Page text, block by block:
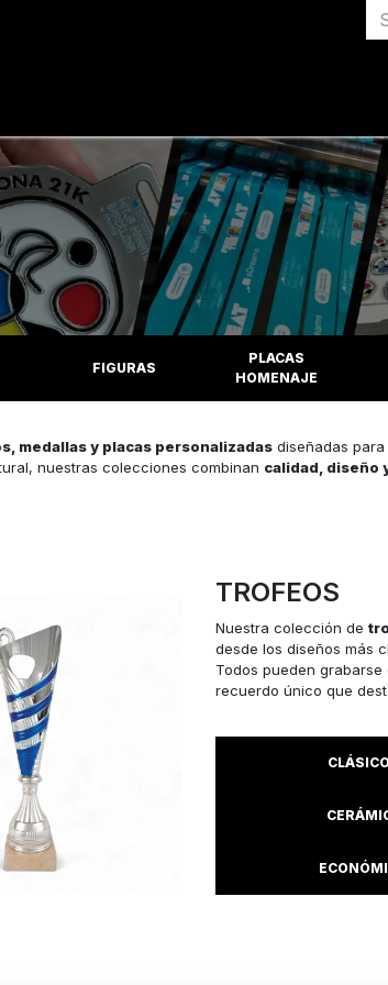
FIGURAS
PLACAS
HOMENAJE
medallas y placas personalizadas diseñadas
nuestras colecciones combinan calidad, diseño
TROFEOS
Nuestra colección de
desde los diseños más
Todos pueden
recuerdo único que